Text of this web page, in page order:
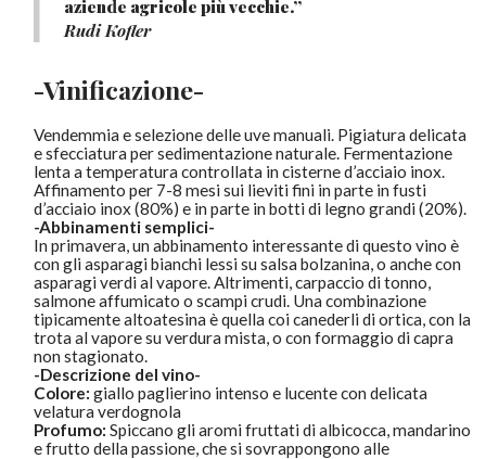
aziende agricole più vecchie.”
Rudi Kofler
-Vinificazione-
Vendemmia e selezione delle uve manuali. Pigiatura delicata
e sfecciatura per sedimentazione naturale. Fermentazione
lenta a temperatura controllata in cisterne d’acciaio inox.
Affinamento per 7-8 mesi sui lieviti fini in parte in fusti
d’acciaio inox (80%) e in parte in botti di legno grandi (20%).
-Abbinamenti semplici-
In primavera, un abbinamento interessante di questo vino è
con gli asparagi bianchi lessi su salsa bolzanina, o anche con
asparagi verdi al vapore. Altrimenti, carpaccio di tonno,
salmone affumicato o scampi crudi. Una combinazione
tipicamente altoatesina è quella coi canederli di ortica, con la
trota al vapore su verdura mista, o con formaggio di capra
non stagionato.
-Descrizione del vino-
Colore: giallo paglierino intenso e lucente con delicata
velatura verdognola
Profumo: Spiccano gli aromi fruttati di albicocca, mandarino
e frutto della passione, che si sovrappongono alle